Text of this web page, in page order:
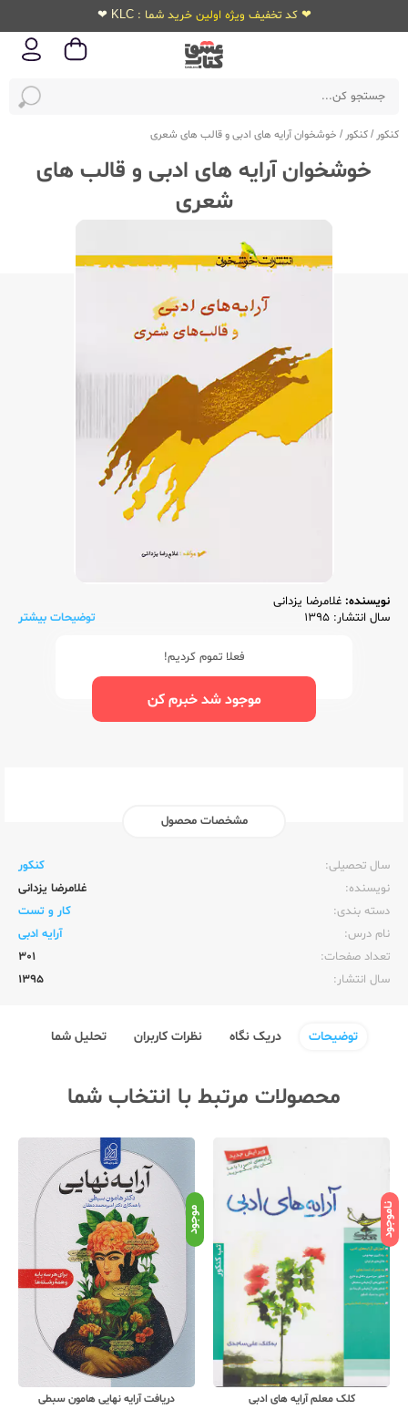
❤ کد تخفیف ویژه اولین خرید شما : KLC ❤
کنکور /کنکور / خوشخوان آرایه های ادبی و قالب های شعری
خوشخوان آرایه های ادبی و قالب های
شعری
نویسنده: غلامرضا یزدانی
سال انتشار: 1395
توضیحات بیشتر
فعلا تموم کردیم!
موجود شد خبرم کن
مشخصات محصول
سال تحصیلی:‌
کنکور
نویسنده:‌
غلامرضا یزدانی
دسته بندی:
کار و تست
نام درس:
آرایه ادبی
تعداد صفحات:‌
301
سال انتشار:‌
1395
توضیحات دریک نگاه نظرات کاربران تحلیل شما
محصولات مرتبط با انتخاب شما
ناموجود
کلک معلم آرایه های ادبی
موجود
دریافت آرایه نهایی هامون سبطی